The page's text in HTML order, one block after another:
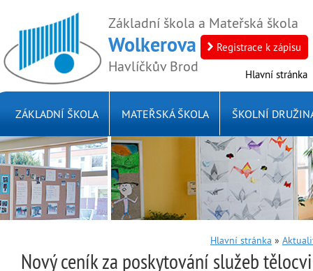
Základní škola a Mateřská škola
Wolkerova
Havlíčkův Brod
Registrace k zápisu
Hlavní stránka
ZÁKLADNÍ ŠKOLA MATEŘSKÁ ŠKOLA ŠKOLNÍ
Hlavní stránka »
Nový ceník za poskytování služeb